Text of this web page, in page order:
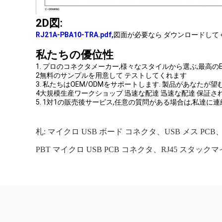
2D図:
RJ21A-PBA10-TRA.pdf,図面が必要なら ダウンロードして
私たちの優位性
1. プロのコネクタメーカー,様々なスタイルから選ぶ,最高
2無料のサンプルを用意して テストしてくれます
3. 私たちはOEM/ODMをサポートします. 製品があなたが
4大規模生産ワークショップ 迅速な配達 迅速な配達 保証さ
5. 1対1の販売後サービス,任意の質問がある場合は,私達に
札: マイクロ USB ボード コネクタ、USB メス PCB
PBT マイクロ USB PCB コネクタ、RJ45 スタック